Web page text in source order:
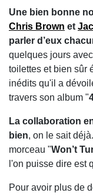
Une bien bonne
Chris Brown et
parler d’eux
quelques jours
toilettes et bien sûr
inédits qu'il a
travers son album "
La collaboration
bien, on le sait
morceau "Won’t
l'on puisse dire est
Pour avoir plus de